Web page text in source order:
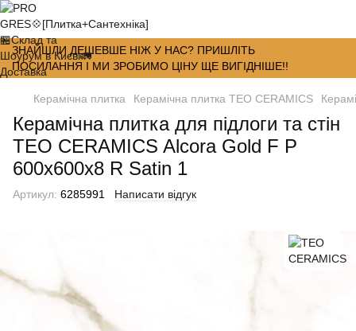
ЗНАЙШЛИ ДЕШЕВШЕ НІЖ У НАС? ПРИШЛІТЬ
ПОСИЛАННЯ І МИ ЗРОБИМО ЦІНУ ЩЕ ВИГІДНІШЕ!!
Керамічна плитка Керамічна плитка TEO CERAMICS
Керамічна плитка для підлоги та стін
TEO CERAMICS Alcora Gold F P
600x600x8 R Satin 1
Артикул: 6285991 Написати відгук